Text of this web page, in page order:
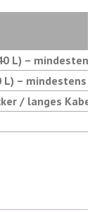
L) – mindestens 3
– mindestens 3
/ langes Kabel